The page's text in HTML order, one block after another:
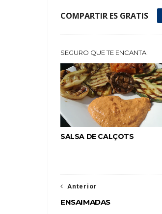
COMPARTIR ES GRATIS
SEGURO QUE TE ENCANTA:
SALSA DE CALÇOTS
Anterior
ENSAIMADAS